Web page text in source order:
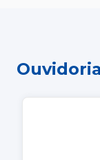
Ouvidoria